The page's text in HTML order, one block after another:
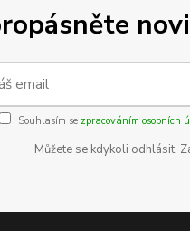
Souhlasím se zpracováním osobních
Můžete se kdykoli odhlásit.